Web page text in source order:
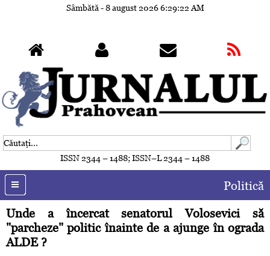
Sâmbătă - 8 august 20266:29:25 AM
ISSN 2344 – 1488; ISSN–L 2344 – 1488
Politică
Unde a încercat senatorul Volosevici să
"parcheze" politic înainte de a ajunge în ograda
ALDE ?